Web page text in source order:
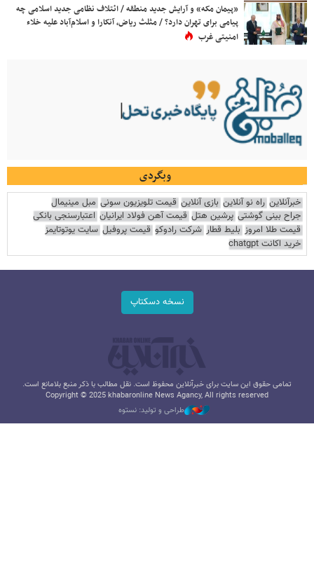
«پیمان مکه» و آرایش جدید منطقه / ائتلاف نظامی جدید اسلامی چه
پیامی برای تهران دارد؟ / مثلث ریاض، آنکارا و اسلام‌آباد علیه خلاء
امنیتی غرب
وبگردی
خبرآنلاین راه نو آنلاین بازی آنلاین قیمت تلویزیون سونی مبل مینیمال
جراح بینی گوشتی پرشین هتل قیمت آهن فولاد ایرانیان اعتبارسنجی بانکی
قیمت طلا امروز بلیط قطار شرکت رادوکو قیمت پروفیل سایت یوتوتایمز
خرید اکانت chatgpt
نسخه دسکتاپ
تمامی حقوق این سایت برای خبرآنلاین محفوظ است. نقل مطالب با ذکر منبع بلامانع است.
Copyright © 2025 khabaronline News Agancy, All rights reserved
طراحی و تولید: نستوه